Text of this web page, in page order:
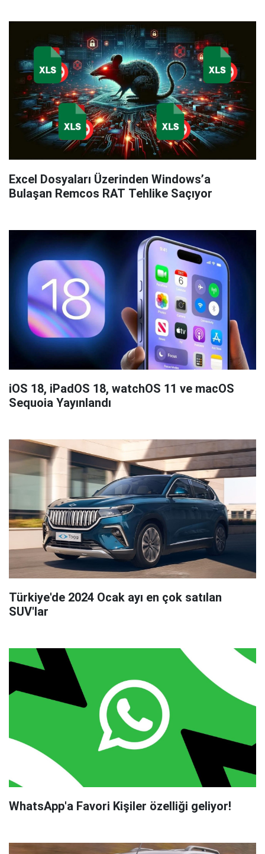
Excel Dosyaları Üzerinden Windows’a
Bulaşan Remcos RAT Tehlike Saçıyor
iOS 18, iPadOS 18, watchOS 11 ve macOS
Sequoia Yayınlandı
Türkiye'de 2024 Ocak ayı en çok satılan
SUV'lar
WhatsApp'a Favori Kişiler özelliği geliyor!